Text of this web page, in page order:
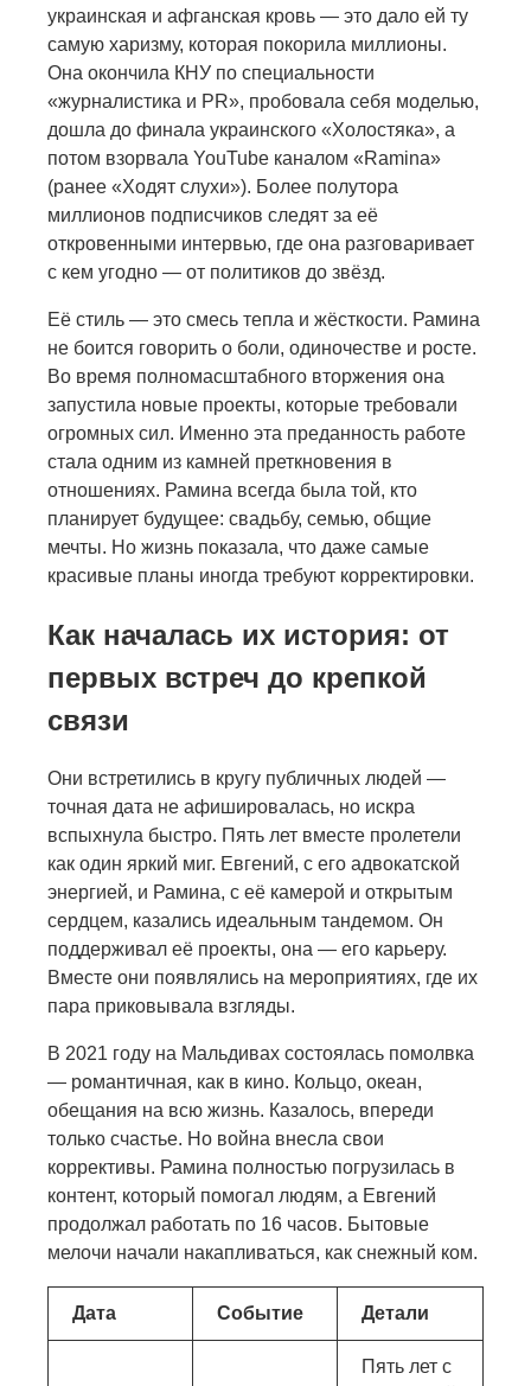
украинская и афганская кровь — это дало ей ту
самую харизму, которая покорила миллионы.
Она окончила КНУ по специальности
«журналистика и PR», пробовала себя моделью,
дошла до финала украинского «Холостяка», а
потом взорвала YouTube каналом «Ramina»
(ранее «Ходят слухи»). Более полутора
миллионов подписчиков следят за её
откровенными интервью, где она разговаривает
с кем угодно — от политиков до звёзд.
Её стиль — это смесь тепла и жёсткости. Рамина
не боится говорить о боли, одиночестве и росте.
Во время полномасштабного вторжения она
запустила новые проекты, которые требовали
огромных сил. Именно эта преданность работе
стала одним из камней преткновения в
отношениях. Рамина всегда была той, кто
планирует будущее: свадьбу, семью, общие
мечты. Но жизнь показала, что даже самые
красивые планы иногда требуют корректировки.
Как началась их история: от
первых встреч до крепкой
связи
Они встретились в кругу публичных людей —
точная дата не афишировалась, но искра
вспыхнула быстро. Пять лет вместе пролетели
как один яркий миг. Евгений, с его адвокатской
энергией, и Рамина, с её камерой и открытым
сердцем, казались идеальным тандемом. Он
поддерживал её проекты, она — его карьеру.
Вместе они появлялись на мероприятиях, где их
пара приковывала взгляды.
В 2021 году на Мальдивах состоялась помолвка
— романтичная, как в кино. Кольцо, океан,
обещания на всю жизнь. Казалось, впереди
только счастье. Но война внесла свои
коррективы. Рамина полностью погрузилась в
контент, который помогал людям, а Евгений
продолжал работать по 16 часов. Бытовые
мелочи начали накапливаться, как снежный ком.
Дата Событие Детали
Пять лет с